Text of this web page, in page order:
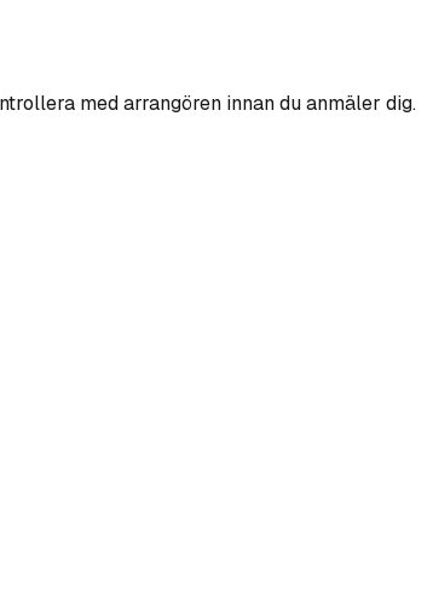
med arrangören innan du anmäler dig.